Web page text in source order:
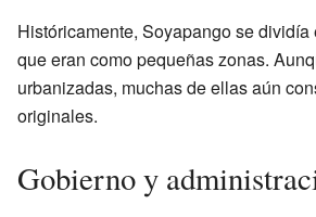
Históricamente, Soyapango se dividía
que eran como pequeñas zonas.
urbanizadas, muchas de ellas aún
originales.
Gobierno y